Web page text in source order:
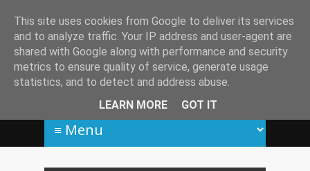
This site uses cookies from Google to deliver its services
and to analyze traffic. Your IP address and user-agent are
shared with Google along with performance and security
metrics to ensure quality of service, generate usage
statistics, and to detect and address abuse.
LEARN MORE
GOT IT